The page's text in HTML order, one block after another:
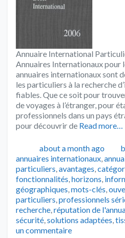
Annuaire International
Annuaires Internationaux pour
annuaires internationaux sont
les particuliers à la recherche
fiables. Que ce soit pour
de voyages à l’étranger, pour
professionnels dans un pays
pour découvrir de Read more…
Publié
about a month ago
annuaires internationaux,
particuliers,avantages,
fonctionnalités,horizons,
géographiques,mots-clés,
particuliers,professionnels
recherche,réputation de
sécurité,solutions adaptées,
un commentaire